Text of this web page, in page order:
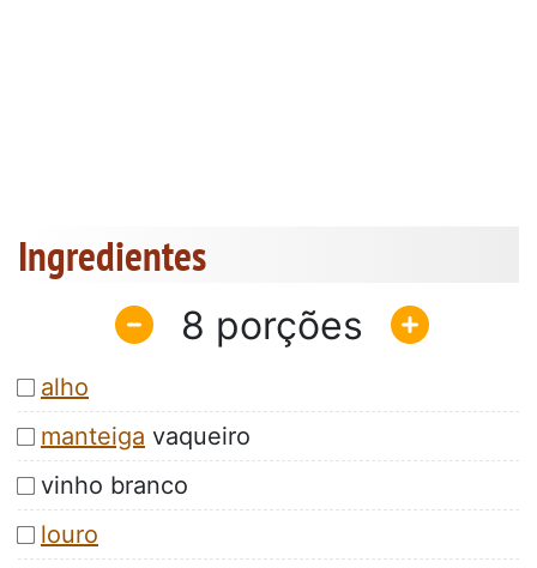
Ingredientes
8
alho
manteiga vaqueiro
vinho branco
louro